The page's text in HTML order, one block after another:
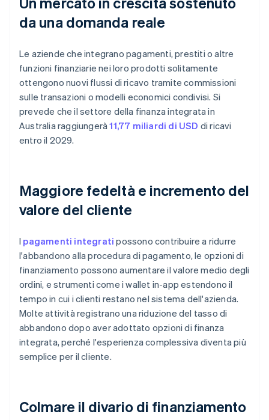
da una domanda reale
Le aziende che integrano pagamenti, prestiti o altre
funzioni finanziarie nei loro prodotti solitamente
ottengono nuovi flussi di ricavo tramite commissioni
sulle transazioni o modelli economici condivisi. Si
prevede che il settore della finanza integrata in
Australia raggiungerà11,77 miliardi di USD di ricavi
entro il 2029.
Maggiore fedeltà e incremento del
valore del cliente
I pagamenti integrati possono contribuire a ridurre
l'abbandono alla procedura di pagamento, le opzioni di
finanziamento possono aumentare il valore medio degli
ordini, e strumenti come i wallet in-app estendono il
tempo in cui i clienti restano nel sistema dell'azienda.
Molte attività registrano una riduzione del tasso di
abbandono dopo aver adottato opzioni di finanza
integrata, perché l'esperienza complessiva diventa più
semplice per il cliente.
Colmare il divario di finanziamento